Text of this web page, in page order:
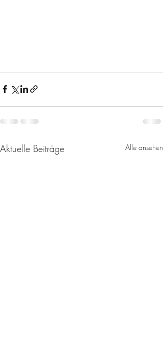
Aktuelle Beiträge Alle ansehen